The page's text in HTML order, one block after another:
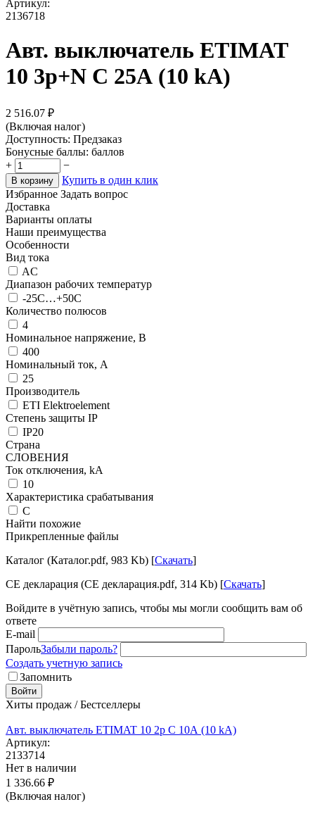
Артикул:
2136718
Авт. выключатель ETIMAT
10 3p+N C 25А (10 kA)
2 516.07 ₽
(Включая налог)
Доступность: Предзаказ
Бонусные баллы: баллов
+
−
В корзину
Купить в один клик
Избранное Задать вопрос
Доставка
Варианты оплаты
Наши преимущества
Особенности
Вид тока
AC
Диапазон рабочих температур
-25С…+50С
Количество полюсов
4
Номинальное напряжение, В
400
Номинальный ток, А
25
Производитель
ETI Elektroelement
Степень защиты IP
IP20
Страна
СЛОВЕНИЯ
Ток отключения, kА
10
Характеристика срабатывания
C
Найти похожие
Прикрепленные файлы
Каталог (Каталог.pdf, 983 Kb) [Скачать]
CE декларация (CE декларация.pdf, 314 Kb) [Скачать]
Войдите в учётную запись, чтобы мы могли сообщить вам об
ответе
E-mail
ПарольЗабыли пароль?
Создать учетную запись
Запомнить
Войти
Хиты продаж / Бестселлеры
Авт. выключатель ETIMAT 10 2p C 10А (10 kA)
Артикул:
2133714
Нет в наличии
1 336.66 ₽
(Включая налог)